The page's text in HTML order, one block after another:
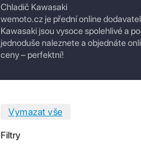
Chladič Kawasaki
wemoto.cz je přední online
Kawasaki jsou vysoce spolehlivé a
jednoduše naleznete a objednáte
ceny – perfektní!
Filtry